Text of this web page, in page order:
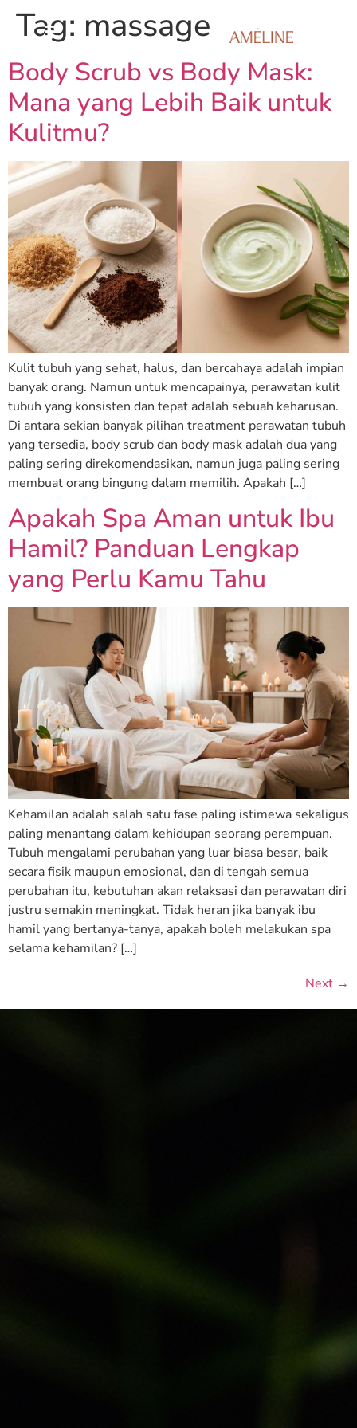
Tag: massage
Body Scrub vs Body Mask:
Mana yang Lebih Baik untuk
Kulitmu?
Kulit tubuh yang sehat, halus, dan bercahaya adalah impian
banyak orang. Namun untuk mencapainya, perawatan kulit
tubuh yang konsisten dan tepat adalah sebuah keharusan.
Di antara sekian banyak pilihan treatment perawatan tubuh
yang tersedia, body scrub dan body mask adalah dua yang
paling sering direkomendasikan, namun juga paling sering
membuat orang bingung dalam memilih. Apakah […]
Apakah Spa Aman untuk Ibu
Hamil? Panduan Lengkap
yang Perlu Kamu Tahu
Kehamilan adalah salah satu fase paling istimewa sekaligus
paling menantang dalam kehidupan seorang perempuan.
Tubuh mengalami perubahan yang luar biasa besar, baik
secara fisik maupun emosional, dan di tengah semua
perubahan itu, kebutuhan akan relaksasi dan perawatan diri
justru semakin meningkat. Tidak heran jika banyak ibu
hamil yang bertanya-tanya, apakah boleh melakukan spa
selama kehamilan? […]
Next →